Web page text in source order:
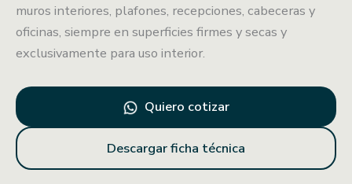
muros interiores, plafones, recepciones, cabeceras y
oficinas, siempre en superficies firmes y secas y
exclusivamente para uso interior.
Quiero cotizar
Descargar ficha técnica